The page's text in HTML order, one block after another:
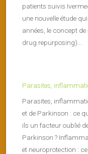
patients suivis
une nouvelle étude
années, le concept
drug repurposing)...
Parasites,
Parasites,
et de Parkinson : ce
ils un facteur oublié
Parkinson ?
et neuroprotection :